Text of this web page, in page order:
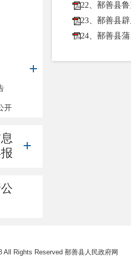
开
22、鄯善县
23、鄯善县
24、鄯善县
38、鄯善县
All Rights Reserved 鄯善县人民政府网